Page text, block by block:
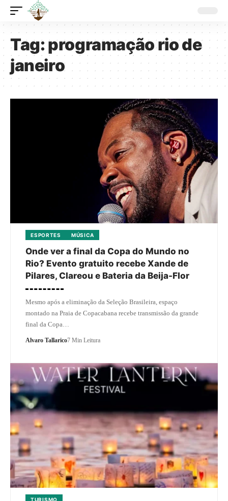
Tag:programação rio de
janeiro
ESPORTES MÚSICA
Onde ver a final da Copa do Mundo no
Rio? Evento gratuito recebe Xande de
Pilares, Clareou e Bateria da Beija-Flor
Mesmo após a eliminação da Seleção Brasileira, espaço
montado na Praia de Copacabana recebe transmissão da grande
final da Copa…
Alvaro Tallarico7 Min Leitura
TURISMO